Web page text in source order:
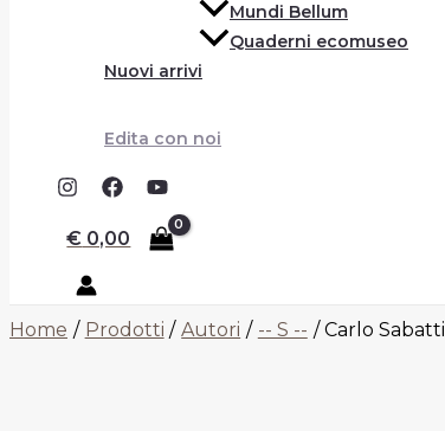
Mundi Bellum
Quaderni ecomuseo
Nuovi arrivi
Edita con noi
€ 0,00
Home Prodotti Autori -- S -- Carlo Sabatti